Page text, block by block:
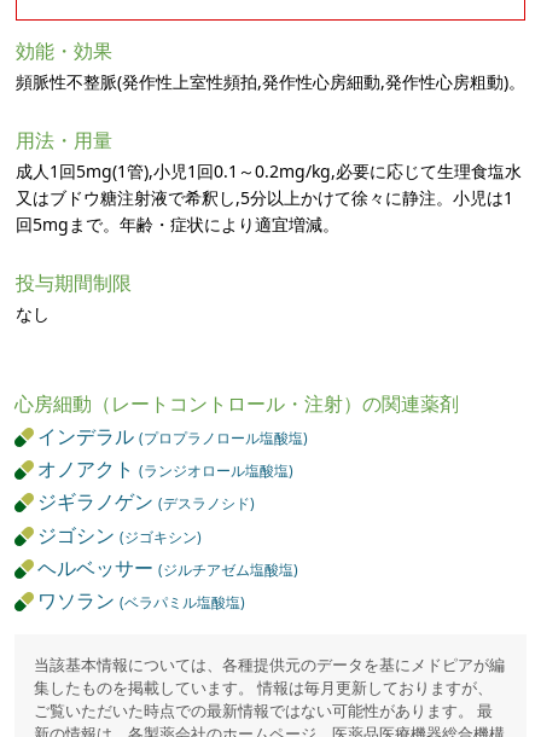
効能・効果
頻脈性不整脈(発作性上室性頻拍,発作性心房細動,発作性心房粗動)。
用法・用量
成人1回5mg(1管),小児1回0.1～0.2mg/kg,必要に応じて生理食塩水
又はブドウ糖注射液で希釈し,5分以上かけて徐々に静注。小児は1
回5mgまで。年齢・症状により適宜増減。
投与期間制限
なし
心房細動（レートコントロール・注射）の関連薬剤
インデラル(プロプラノロール塩酸塩)
オノアクト(ランジオロール塩酸塩)
ジギラノゲン(デスラノシド)
ジゴシン(ジゴキシン)
ヘルベッサー(ジルチアゼム塩酸塩)
ワソラン(ベラパミル塩酸塩)
当該基本情報については、各種提供元のデータを基にメドピアが編
集したものを掲載しています。 情報は毎月更新しておりますが、
ご覧いただいた時点での最新情報ではない可能性があります。 最